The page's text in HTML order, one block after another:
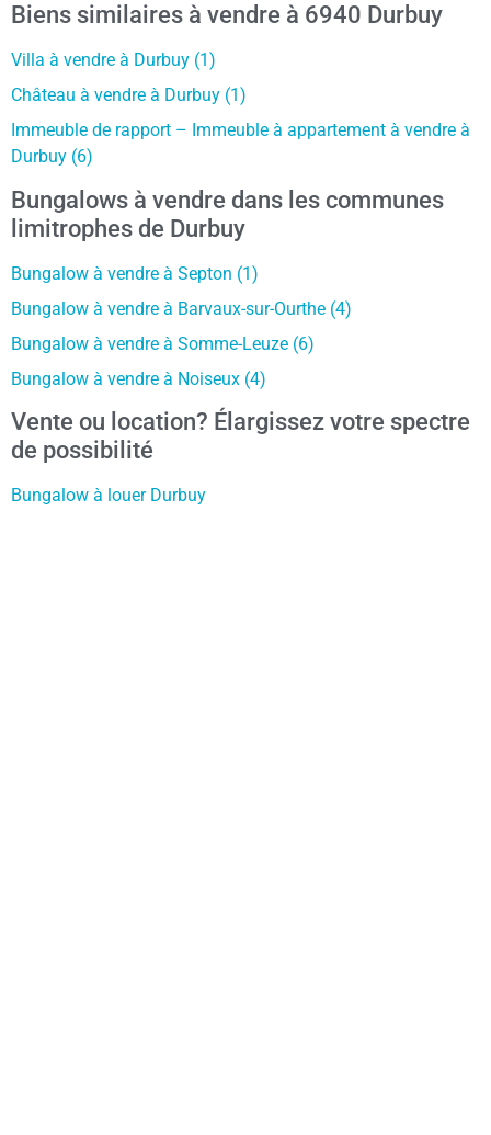
Biens similaires à vendre à 6940 Durbuy
Villa à vendre à Durbuy (1)
Château à vendre à Durbuy (1)
Immeuble de rapport – Immeuble à appartement à vendre à
Durbuy (6)
Bungalows à vendre dans les communes
limitrophes de Durbuy
Bungalow à vendre à Septon (1)
Bungalow à vendre à Barvaux-sur-Ourthe (4)
Bungalow à vendre à Somme-Leuze (6)
Bungalow à vendre à Noiseux (4)
Vente ou location? Élargissez votre spectre
de possibilité
Bungalow à louer Durbuy